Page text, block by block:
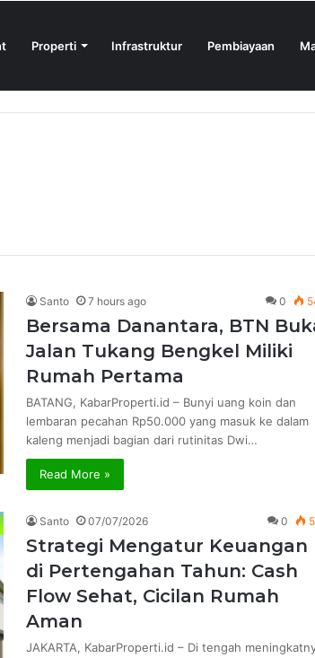
Properti Infrastruktur Pembiayaan
Santo 7 hours ago 0
Bersama Danantara, BTN
Jalan Tukang Bengkel Miliki
Rumah Pertama
BATANG, KabarProperti.id – Bunyi uang koin dan
lembaran pecahan Rp50.000 yang masuk ke dalam
kaleng menjadi bagian dari rutinitas Dwi…
Read More »
Santo 07/07/2026 0
Strategi Mengatur Keuangan
di Pertengahan Tahun: Cash
Flow Sehat, Cicilan Rumah
Aman
JAKARTA, KabarProperti.id – Di tengah